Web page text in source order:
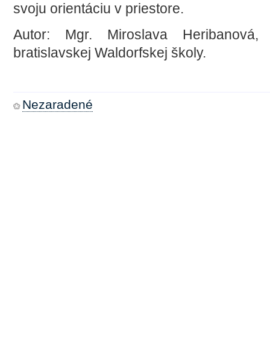
svoju orientáciu v priestore.
Autor: Mgr. Miroslava
bratislavskej Waldorfskej školy.
Nezaradené